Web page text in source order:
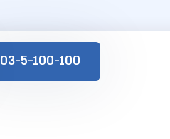
03-5-100-100